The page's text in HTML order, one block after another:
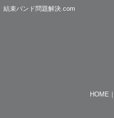
結束バンド問題解決.com
HOME